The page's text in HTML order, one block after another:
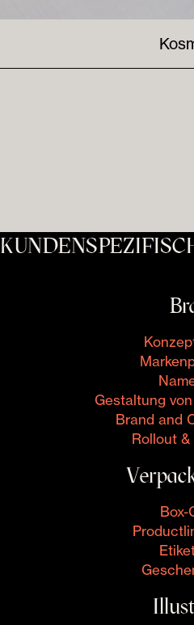
Gestaltung
Brand and
Rollout
Box-